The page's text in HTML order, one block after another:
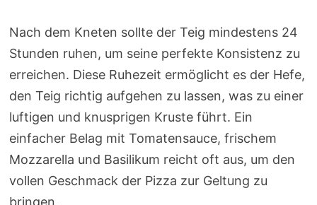
Nach dem Kneten sollte der Teig mindestens 24
Stunden ruhen, um seine perfekte Konsistenz zu
erreichen. Diese Ruhezeit ermöglicht es der Hefe,
den Teig richtig aufgehen zu lassen, was zu einer
luftigen und knusprigen Kruste führt. Ein
einfacher Belag mit Tomatensauce, frischem
Mozzarella und Basilikum reicht oft aus, um den
vollen Geschmack der Pizza zur Geltung zu
bringen.